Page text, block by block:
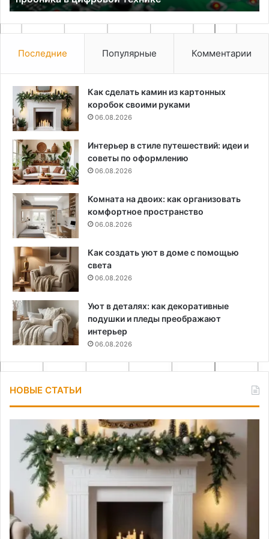
Последние Популярные Комментарии
Как сделать камин из картонных
коробок своими руками
06.08.2026
Интерьер в стиле путешествий: идеи и
советы по оформлению
06.08.2026
Комната на двоих: как организовать
комфортное пространство
06.08.2026
Как создать уют в доме с помощью
света
06.08.2026
Уют в деталях: как декоративные
подушки и пледы преображают
интерьер
06.08.2026
НОВЫЕ СТАТЬИ